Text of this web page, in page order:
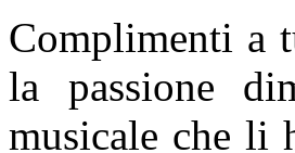
Complimenti a
la passione
musicale che li